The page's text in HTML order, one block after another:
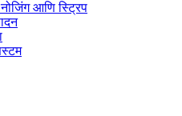
आणि स्ट्रिप